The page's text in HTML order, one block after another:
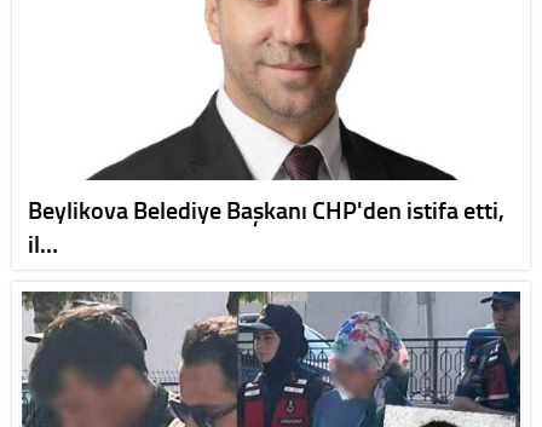
Beylikova Belediye Başkanı CHP'den istifa etti,
il…